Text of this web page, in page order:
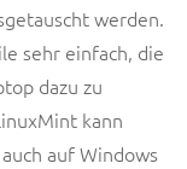
werden.
sehr einfach, die
dazu zu
kann
auf Windows